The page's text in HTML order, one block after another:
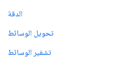
الدقة
تحويل الوسائط
تشفير الوسائط